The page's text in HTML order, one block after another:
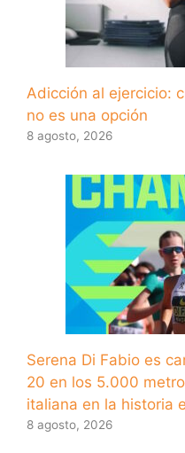
Adicción al ejercicio:
no es una opción
8 agosto, 2026
Serena Di Fabio es
20 en los 5.000
italiana en la historia
8 agosto, 2026